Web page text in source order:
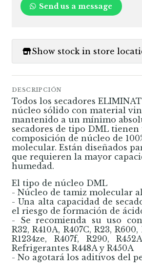
Send us a message
Show stock in store
DESCRIPCIÓN
Todos los secadores
núcleo sólido con material
mantenido a un mínimo
secadores de tipo DML tienen
composición de núcleo de
molecular. Están diseñados
que requieren la mayor
humedad.
El tipo de núcleo DML
- Núcleo de tamiz molecular al
- Una alta capacidad de
el riesgo de formación de
- Se recomienda su uso con
R32, R410A, R407C, R23,
R1234ze, R407f, R290,
Refrigerantes R448A y R450A
- No agotará los aditivos del